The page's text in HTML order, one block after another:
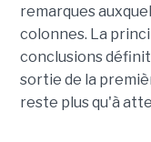
remarques
colonnes. La
conclusions
sortie de la
reste plus qu'à